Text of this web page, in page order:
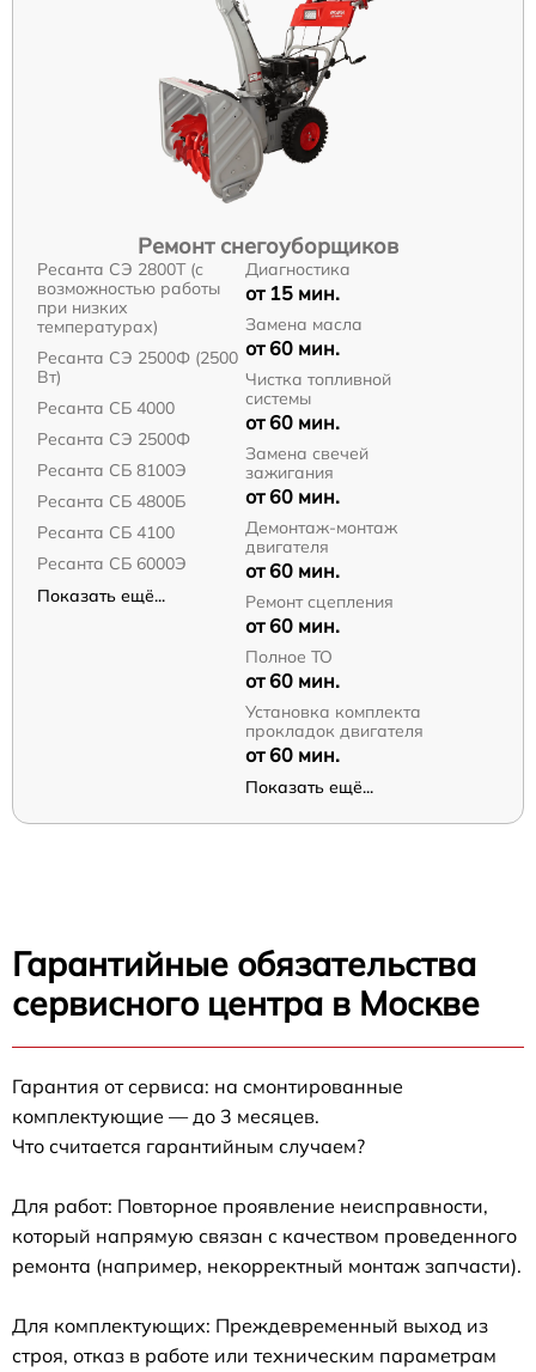
Ремонт снегоуборщиков
Ресанта СЭ 2800Т (с
возможностью работы
при низких
температурах)
Ресанта СЭ 2500Ф (2500
Вт)
Ресанта СБ 4000
Ресанта СЭ 2500Ф
Ресанта СБ 8100Э
Ресанта СБ 4800Б
Ресанта СБ 4100
Ресанта СБ 6000Э
Показать ещё...
Диагностика
от 15 мин.
Замена масла
от 60 мин.
Чистка топливной
системы
от 60 мин.
Замена свечей
зажигания
от 60 мин.
Демонтаж-монтаж
двигателя
от 60 мин.
Ремонт сцепления
от 60 мин.
Полное ТО
от 60 мин.
Установка комплекта
прокладок двигателя
от 60 мин.
Показать ещё...
Гарантийные обязательства
сервисного центра в Москве
Гарантия от сервиса: на смонтированные
комплектующие — до 3 месяцев.
Что считается гарантийным случаем?
Для работ: Повторное проявление неисправности,
который напрямую связан с качеством проведенного
ремонта (например, некорректный монтаж запчасти).
Для комплектующих: Преждевременный выход из
строя, отказ в работе или техническим параметрам